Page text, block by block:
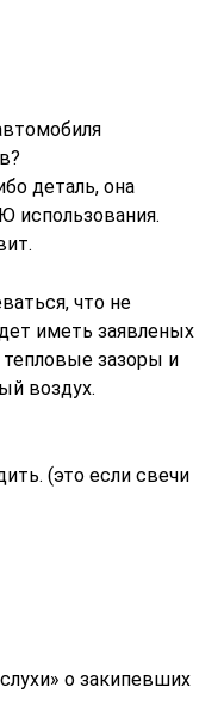
деталь, она
что не
иметь заявленых
зазоры и
воздух.
(это если свечи
о закипевших